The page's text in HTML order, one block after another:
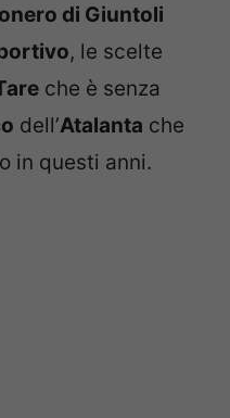
di Giuntoli
, le scelte
che è senza
dell’Atalanta che
in questi anni.